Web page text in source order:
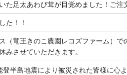
た足太あわび茸が目覚めました！ご注
た！！
（竜王きのこ農園レコズファーム）で
みさせていただきます。
登半島地震により被災された皆様に心